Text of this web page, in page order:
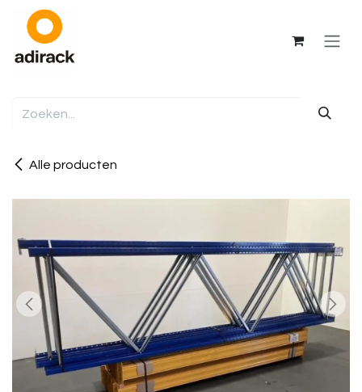
Overslaan naar inhoud
Alle producten